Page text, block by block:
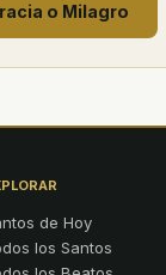
o Milagro
de Hoy
los Santos